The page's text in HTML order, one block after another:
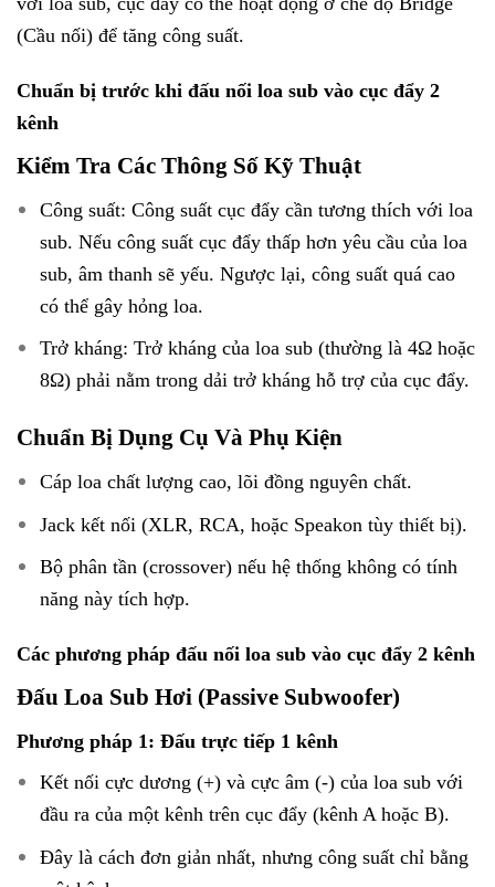
(Cầu nối) để tăng công suất.
Chuẩn bị trước khi đấu nối loa sub vào cục đẩy 2
kênh
Kiểm Tra Các Thông Số Kỹ Thuật
Công suất: Công suất cục đẩy cần tương thích với loa
sub. Nếu công suất cục đẩy thấp hơn yêu cầu của loa
sub, âm thanh sẽ yếu. Ngược lại, công suất quá cao
có thể gây hỏng loa.
Trở kháng: Trở kháng của loa sub (thường là 4Ω hoặc
8Ω) phải nằm trong dải trở kháng hỗ trợ của cục đẩy.
Chuẩn Bị Dụng Cụ Và Phụ Kiện
Cáp loa chất lượng cao, lõi đồng nguyên chất.
Jack kết nối (XLR, RCA, hoặc Speakon tùy thiết bị).
Bộ phân tần (crossover) nếu hệ thống không có tính
năng này tích hợp.
Các phương pháp đấu nối loa sub vào cục đẩy 2 kênh
Đấu Loa Sub Hơi (Passive Subwoofer)
Phương pháp 1: Đấu trực tiếp 1 kênh
Kết nối cực dương (+) và cực âm (-) của loa sub với
đầu ra của một kênh trên cục đẩy (kênh A hoặc B).
Đây là cách đơn giản nhất, nhưng công suất chỉ bằng